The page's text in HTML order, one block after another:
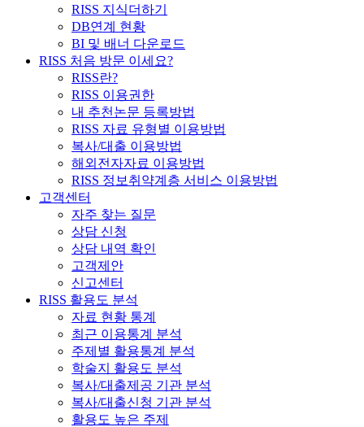
RISS 지식더하기
DB연계 현황
BI 및 배너 다운로드
RISS 처음 방문 이세요?
RISS란?
RISS 이용권한
내 추천논문 등록방법
RISS 자료 유형별 이용방법
복사/대출 이용방법
해외전자자료 이용방법
RISS 정보취약계층 서비스 이용방법
고객센터
자주 찾는 질문
상담 신청
상담 내역 확인
고객제안
신고센터
RISS 활용도 분석
자료 현황 통계
최근 이용통계 분석
주제별 활용통계 분석
학술지 활용도 분석
복사/대출제공 기관 분석
복사/대출신청 기관 분석
활용도 높은 주제